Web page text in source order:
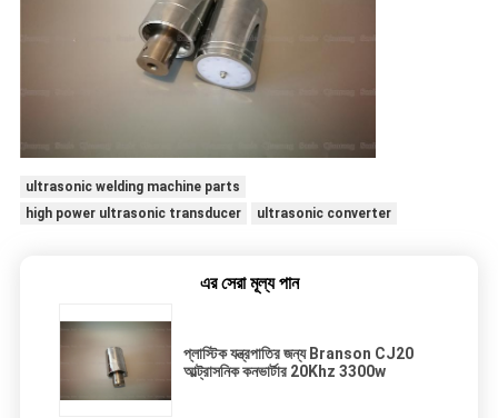
ultrasonic welding machine parts
high power ultrasonic transducer
ultrasonic converter
এর সেরা মূল্য পান
প্লাস্টিক যন্ত্রপাতির জন্য Branson CJ20
আল্ট্রাসনিক কনভার্টার 20Khz 3300w